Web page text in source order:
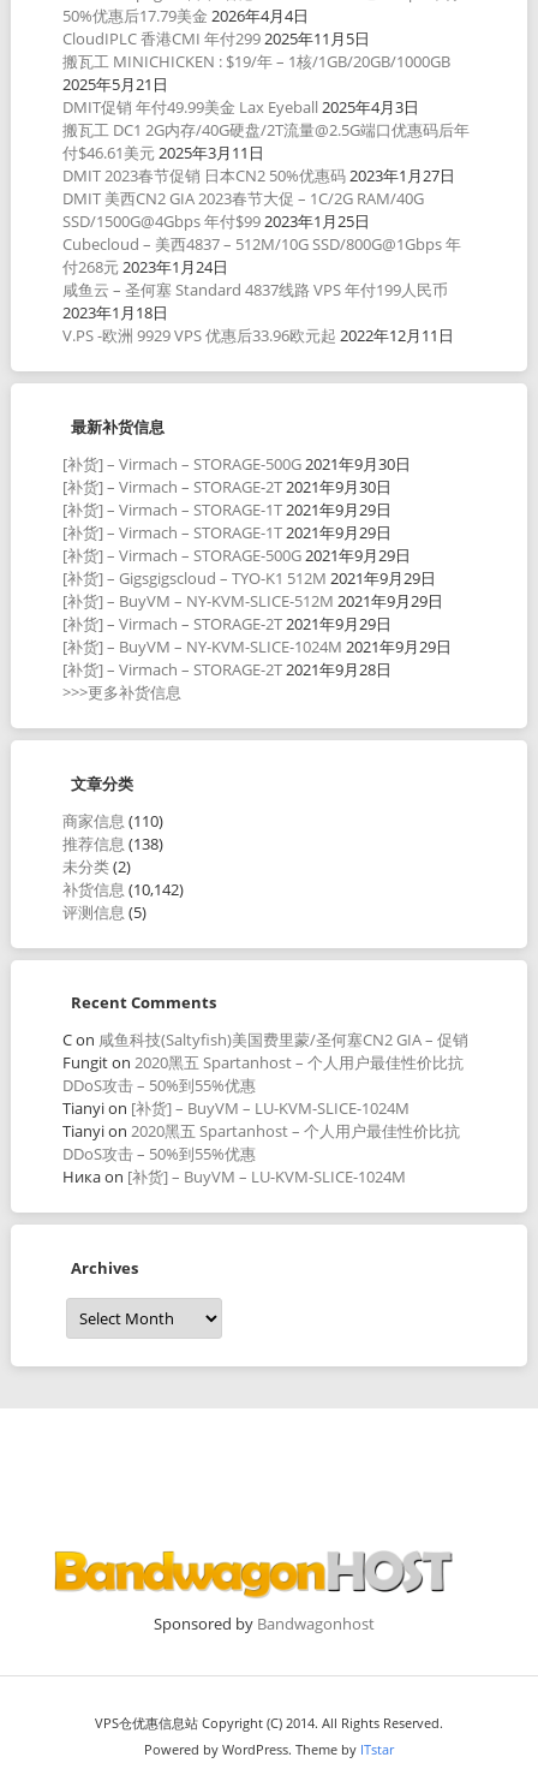
50%优惠后17.79美金 2026年4月4日
CloudIPLC 香港CMI 年付2992025年11月5日
搬瓦工 MINICHICKEN : $19/年 – 1核/1GB/20GB/1000GB
2025年5月21日
DMIT促销 年付49.99美金 Lax Eyeball 2025年4月3日
搬瓦工 DC1 2G内存/40G硬盘/2T流量@2.5G端口优惠码后年
付$46.61美元2025年3月11日
DMIT 2023春节促销 日本CN2 50%优惠码2023年1月27日
DMIT 美西CN2 GIA 2023春节大促 – 1C/2G RAM/40G
SSD/1500G@4Gbps 年付$992023年1月25日
Cubecloud – 美西4837 – 512M/10G SSD/800G@1Gbps 年
付268元2023年1月24日
咸鱼云 – 圣何塞 Standard 4837线路 VPS 年付199人民币
2023年1月18日
V.PS -欧洲 9929 VPS 优惠后33.96欧元起 2022年12月11日
最新补货信息
[补货] – Virmach – STORAGE-500G2021年9月30日
[补货] – Virmach – STORAGE-2T2021年9月30日
[补货] – Virmach – STORAGE-1T2021年9月29日
[补货] – Virmach – STORAGE-1T2021年9月29日
[补货] – Virmach – STORAGE-500G2021年9月29日
[补货] – Gigsgigscloud – TYO-K1 512M 2021年9月29日
[补货] – BuyVM – NY-KVM-SLICE-512M 2021年9月29日
[补货] – Virmach – STORAGE-2T2021年9月29日
[补货] – BuyVM – NY-KVM-SLICE-1024M 2021年9月29日
[补货] – Virmach – STORAGE-2T2021年9月28日
>>>更多补货信息
文章分类
商家信息 (110)
推荐信息 (138)
未分类(2)
补货信息 (10,142)
评测信息 (5)
Recent Comments
Con 咸鱼科技(Saltyfish)美国费里蒙/圣何塞CN2 GIA – 促销
Fungiton 2020黑五 Spartanhost – 个人用户最佳性价比抗
DDoS攻击 – 50%到55%优惠
Tianyion [补货] – BuyVM – LU-KVM-SLICE-1024M
Tianyion 2020黑五 Spartanhost – 个人用户最佳性价比抗
DDoS攻击 – 50%到55%优惠
Никаon [补货] – BuyVM – LU-KVM-SLICE-1024M
Archives
Archives
Sponsored by Bandwagonhost
VPS仓优惠信息站 Copyright (C) 2014. All Rights Reserved.
Powered by WordPress. Theme by ITstar